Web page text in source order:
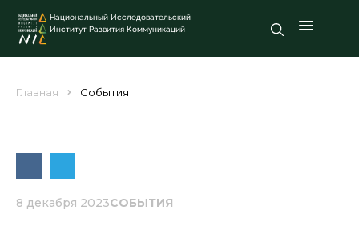
Национальный Исследовательский
Институт Развития Коммуникаций
Главная События
8 декабря 2023СОБЫТИЯ